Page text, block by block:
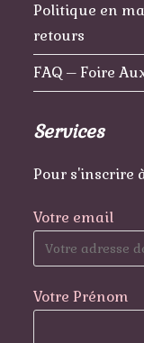
Politique en
retours
FAQ – Foire
Services
Pour s'inscrire
Votre email
Votre Prénom